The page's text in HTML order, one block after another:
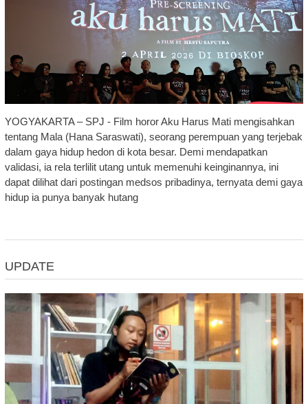
YOGYAKARTA – SPJ - Film horor Aku Harus Mati mengisahkan
tentang Mala (Hana Saraswati), seorang perempuan yang terjebak
dalam gaya hidup hedon di kota besar. Demi mendapatkan
validasi, ia rela terlilit utang untuk memenuhi keinginannya, ini
dapat dilihat dari postingan medsos pribadinya, ternyata demi gaya
hidup ia punya banyak hutang
UPDATE